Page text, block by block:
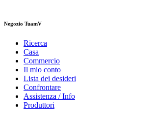
Negozio TuamV
Ricerca
Casa
Commercio
Il mio conto
Lista dei desideri
Confrontare
Assistenza / Info
Produttori